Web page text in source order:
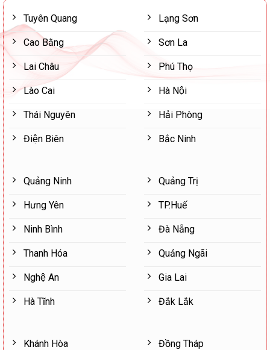
Tuyên Quang
Cao Bằng
Lai Châu
Lào Cai
Thái Nguyên
Điện Biên
Lạng Sơn
Sơn La
Phú Thọ
Hà Nội
Hải Phòng
Bắc Ninh
Quảng Ninh
Hưng Yên
Ninh Bình
Thanh Hóa
Nghệ An
Hà Tĩnh
Quảng Trị
TP.Huế
Đà Nẵng
Quảng Ngãi
Gia Lai
Đắk Lắk
Khánh Hòa Đồng Tháp